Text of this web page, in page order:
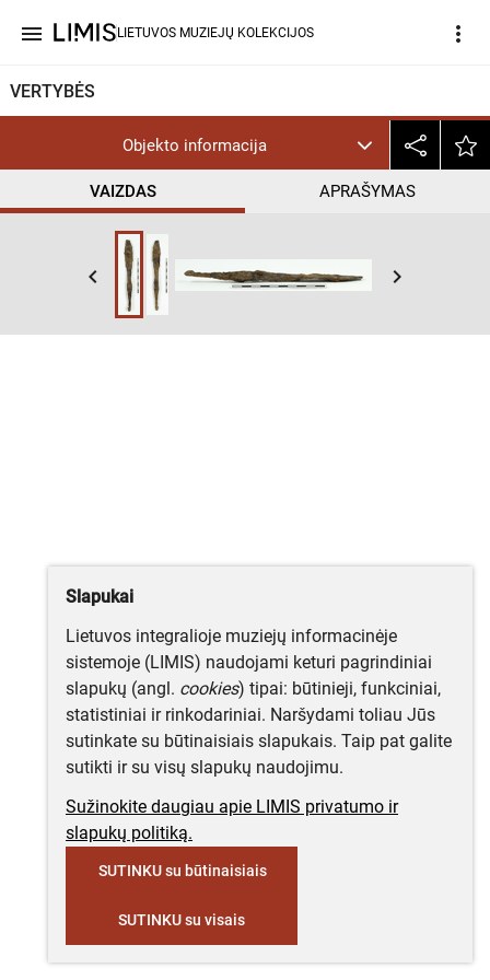
menu LIETUVOS MUZIEJŲ KOLEKCIJOS more_vert
VERTYBĖS
Objekto informacija
VAIZDAS APRAŠYMAS
keyboard_arrow_left keyboard_arrow_right
Slapukai
Lietuvos integralioje muziejų informacinėje
sistemoje (LIMIS) naudojami keturi pagrindiniai
slapukų (angl. cookies) tipai: būtinieji, funkciniai,
statistiniai ir rinkodariniai. Naršydami toliau Jūs
sutinkate su būtinaisiais slapukais. Taip pat galite
sutikti ir su visų slapukų naudojimu.
Sužinokite daugiau apie LIMIS privatumo ir
slapukų politiką.
SUTINKU su būtinaisiais
SUTINKU su visais